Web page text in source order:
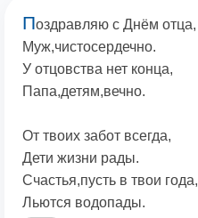
Поздравляю с Днём отца,
Муж,чистосердечно.
У отцовства нет конца,
Папа,детям,вечно.
От твоих забот всегда,
Дети жизни рады.
Счастья,пусть в твои года,
Льются водопады.